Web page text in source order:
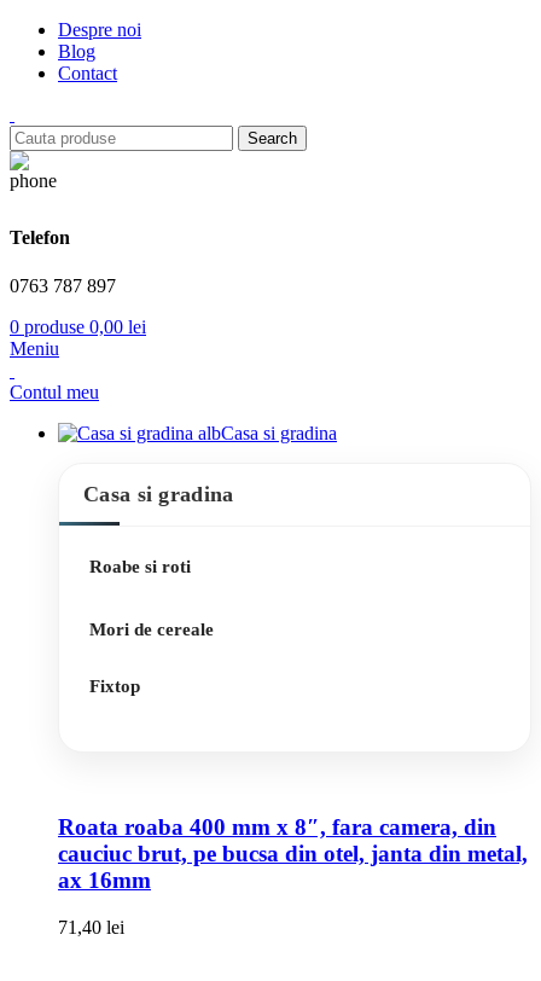
Despre noi
Blog
Contact
Search
Telefon
0763 787 897
0 produse 0,00 lei
Meniu
Contul meu
Casa si gradina
Casa si gradina
Roabe si roti
Mori de cereale
Fixtop
Roata roaba 400 mm x 8″, fara camera, din
cauciuc brut, pe bucsa din otel, janta din metal,
ax 16mm
71,40 lei